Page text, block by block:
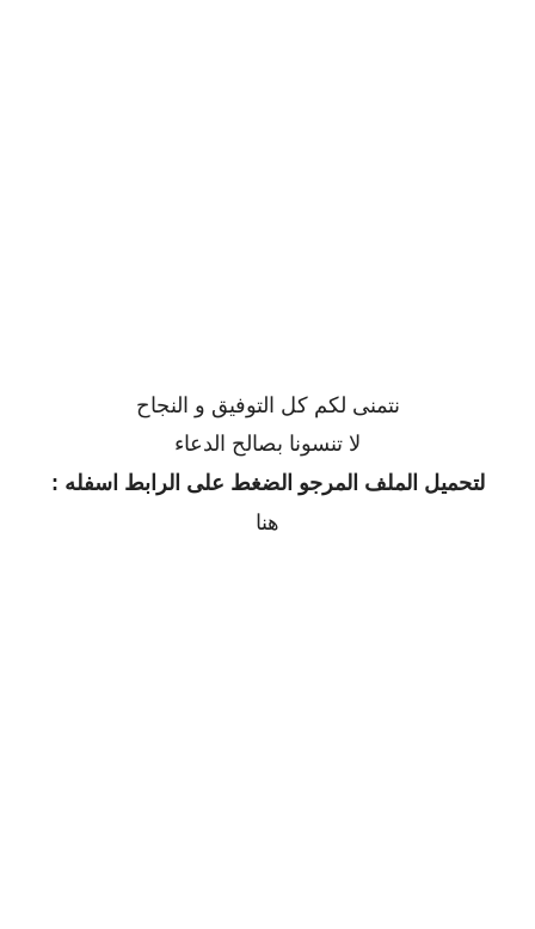
نتمنى لكم كل التوفيق و النجاح
لا تنسونا بصالح الدعاء
لتحميل الملف المرجو الضغط على الرابط اسفله :
هنا